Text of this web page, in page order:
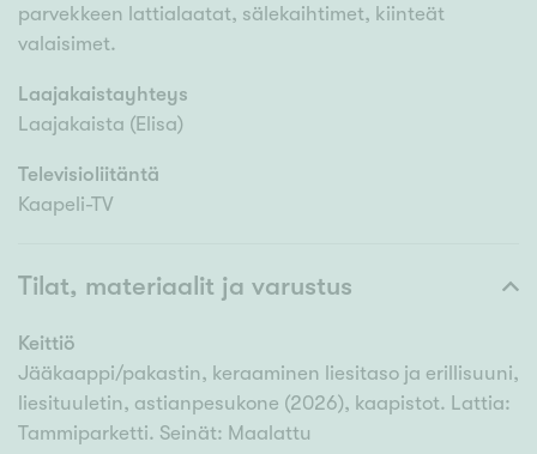
parvekkeen lattialaatat, sälekaihtimet, kiinteät
valaisimet.
Laajakaistayhteys
Laajakaista (Elisa)
Televisioliitäntä
Kaapeli-TV
Tilat, materiaalit ja varustus
Keittiö
Jääkaappi/pakastin, keraaminen liesitaso ja erillisuuni,
liesituuletin, astianpesukone (2026), kaapistot. Lattia:
Tammiparketti. Seinät: Maalattu